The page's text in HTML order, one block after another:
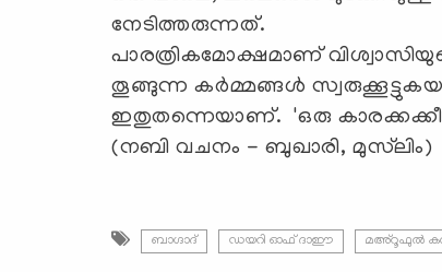
നേടിത്തരുന്നത്.
പാരത്രികമോക്ഷമാണ്
തൂങ്ങുന്ന കർമ്മങ്ങൾ
ഇതുതന്നെയാണ്. 'ഒരു
(നബി വചനം - ബുഖാരി, മുസ്‌ലിം)
ബാഗ്ദാദ് ഡയറി ഓഫ് ദാഈ മഅ്റൂഫുൽ